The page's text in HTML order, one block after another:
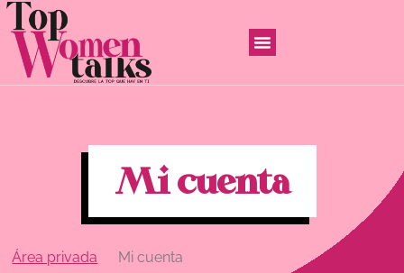
Mi cuenta
Área privada Mi cuenta